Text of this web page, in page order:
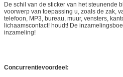
De schil van de sticker van het steunende
voorwerp van toepassing u, zoals de zak,
telefoon, MP3, bureau, muur, vensters,
lichaamscontact! houdt! De
inzameling!
Concurrentievoordeel: